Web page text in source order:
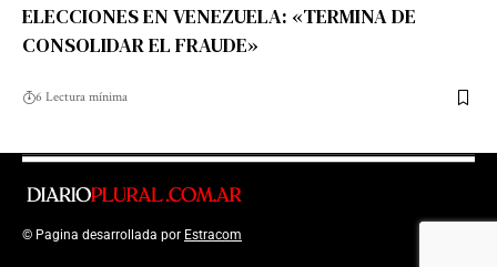
ELECCIONES EN VENEZUELA: «TERMINA DE
CONSOLIDAR EL FRAUDE»
6 Lectura mínima
© Pagina desarrollada por Estracom